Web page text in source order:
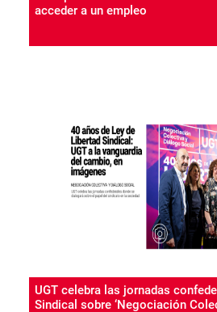
acceder a un empleo
UGT celebra las jornadas
Sindical sobre ‘Negociación